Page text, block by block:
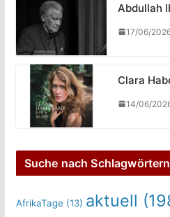
Abdullah
17/06/
Clara
14/06/
Suche nach Schlagwörtern
AfrikaTage (13) aktuell